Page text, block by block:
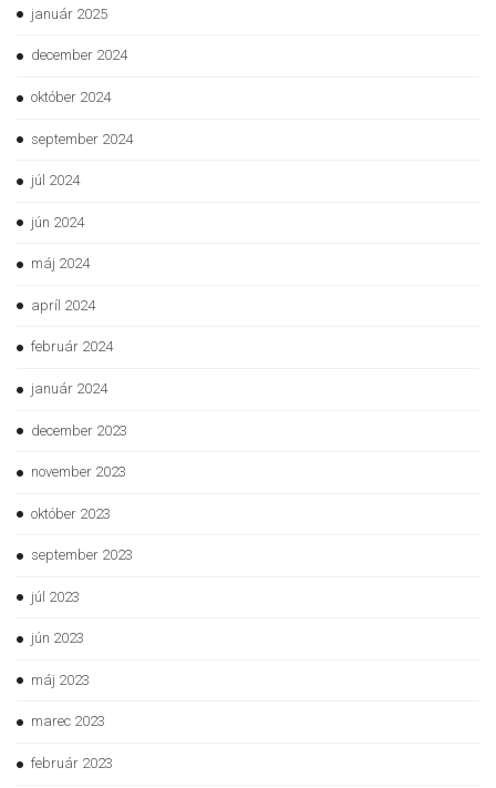
január 2025
december 2024
október 2024
september 2024
júl 2024
jún 2024
máj 2024
apríl 2024
február 2024
január 2024
december 2023
november 2023
október 2023
september 2023
júl 2023
jún 2023
máj 2023
marec 2023
február 2023